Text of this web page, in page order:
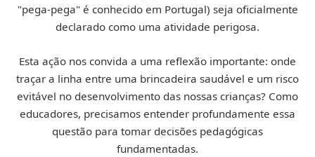
"pega-pega" é conhecido em Portugal) seja oficialmente
declarado como uma atividade perigosa.
Esta ação nos convida a uma reflexão importante: onde
traçar a linha entre uma brincadeira saudável e um risco
evitável no desenvolvimento das nossas crianças? Como
educadores, precisamos entender profundamente essa
questão para tomar decisões pedagógicas
fundamentadas.